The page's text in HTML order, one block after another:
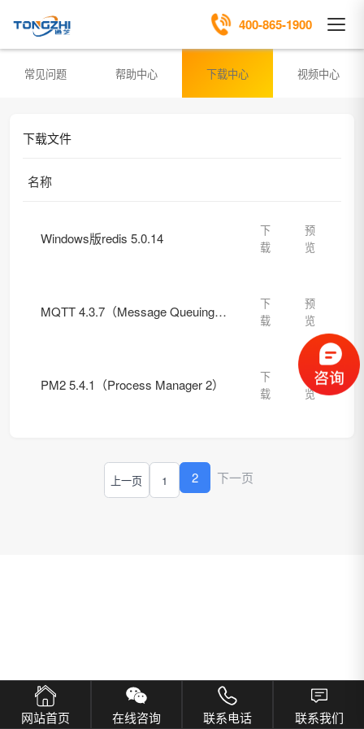
400-865-1900
网站首页 在线咨询 联系电话 联系我们
常见问题 帮助中心 下载中心 视频中心
下载文件
名称
Windows版redis 5.0.14
下
载
预
览
MQTT 4.3.7（Message Queuing Telemetry Transport）
下
载
预
览
PM2 5.4.1（Process Manager 2）
下
载
预
览
上一页 1 2 下一页